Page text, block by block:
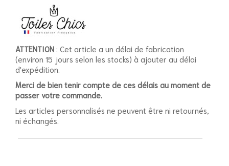
ATTENTION : Cet article a un délai de fabrication
(environ 15 jours selon les stocks) à ajouter au délai
d'expédition.
Merci de bien tenir compte de ces délais au moment de
passer votre commande.
Les articles personnalisés ne peuvent être ni retournés,
ni échangés.